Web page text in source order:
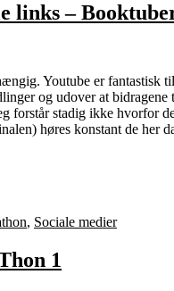
links –
Youtube er fantastisk til
og udover at
forstår stadig ikke hvorfor
høres konstant de her
, Sociale medier
1